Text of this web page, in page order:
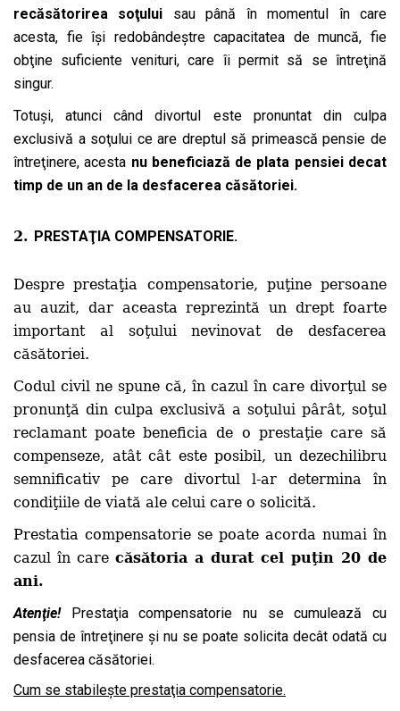
recăsătorirea soţului sau până în momentul în care
acesta, fie îşi redobândeştre capacitatea de muncă, fie
obţine suficiente venituri, care îi permit să se întreţină
singur.
Totuşi, atunci când divortul este pronuntat din culpa
exclusivă a soţului ce are dreptul să primească pensie de
întreţinere, acesta nu beneficiază de plata pensiei decat
timp de un an de la desfacerea căsătoriei.
2. PRESTAŢIA COMPENSATORIE.
Despre prestaţia compensatorie, puţine persoane
au auzit, dar aceasta reprezintă un drept foarte
important al soţului nevinovat de desfacerea
căsătoriei.
Codul civil ne spune că, în cazul în care divorţul se
pronunţă din culpa exclusivă a soţului pârât, soţul
reclamant poate beneficia de o prestaţie care să
compenseze, atât cât este posibil, un dezechilibru
semnificativ pe care divortul l-ar determina în
condiţiile de viată ale celui care o solicită.
Prestatia compensatorie se poate acorda numai în
cazul în care căsătoria a durat cel puţin 20 de
ani.
Atenţie! Prestaţia compensatorie nu se cumulează cu
pensia de întreţinere şi nu se poate solicita decât odată cu
desfacerea căsătoriei.
Cum se stabileşte prestaţia compensatorie.